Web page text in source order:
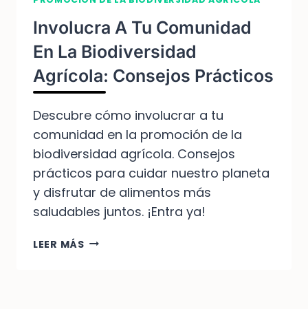
Involucra A Tu Comunidad
En La Biodiversidad
Agrícola: Consejos Prácticos
Descubre cómo involucrar a tu
comunidad en la promoción de la
biodiversidad agrícola. Consejos
prácticos para cuidar nuestro planeta
y disfrutar de alimentos más
saludables juntos. ¡Entra ya!
LEER MÁSINVOLUCRA